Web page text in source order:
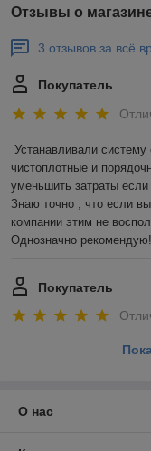
Отзывы о
3 отзывов за всё
Покупатель
Устанавливали
чистоплотные и
уменьшить затраты если
Знаю точно , что если
компании этим не
Однозначно
Покупатель
О нас